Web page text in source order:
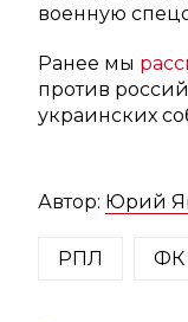
военную
Ранее мы
против
украинских
Автор: Юрий
РПЛ ФК